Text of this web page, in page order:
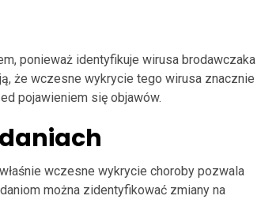
ponieważ identyfikuje wirusa brodawczaka
że wczesne wykrycie tego wirusa znacznie
pojawieniem się objawów.
wczesne wykrycie choroby pozwala
można zidentyfikować zmiany na